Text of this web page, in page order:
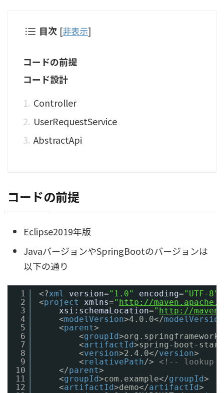
目次 [非表示]
コードの前提
コード設計
Controller
UserRequestService
AbstractApi
コードの前提
Eclipse2019年版
JavaバージョンやSpringBootのバージョンは
以下の通り
1
2
3
4
5
6
7
8
9
10
11
12
<?xml version="1.0" encoding="UTF-8"
<project xmlns=" http://
xsi:schemaLocation=" http://
<modelVersion>4.0.0</modelVersion
<parent>
<groupId
<artifactId>spring-boot-
<version>2.4.0</version>
<relativePath/> <!-- lookup
</parent>
<groupId>com.example</groupId>
<artifactId>demo</artifactId>